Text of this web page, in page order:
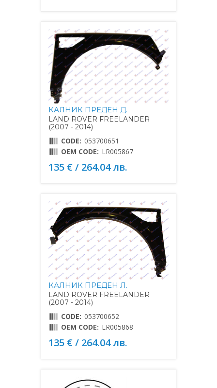
КАЛНИК ПРЕДЕН Д.
LAND ROVER FREELANDER
(2007 - 2014)
CODE: 053700651
OEM CODE: LR005867
135 € / 264.04 лв.
КАЛНИК ПРЕДЕН Л.
LAND ROVER FREELANDER
(2007 - 2014)
CODE: 053700652
OEM CODE: LR005868
135 € / 264.04 лв.